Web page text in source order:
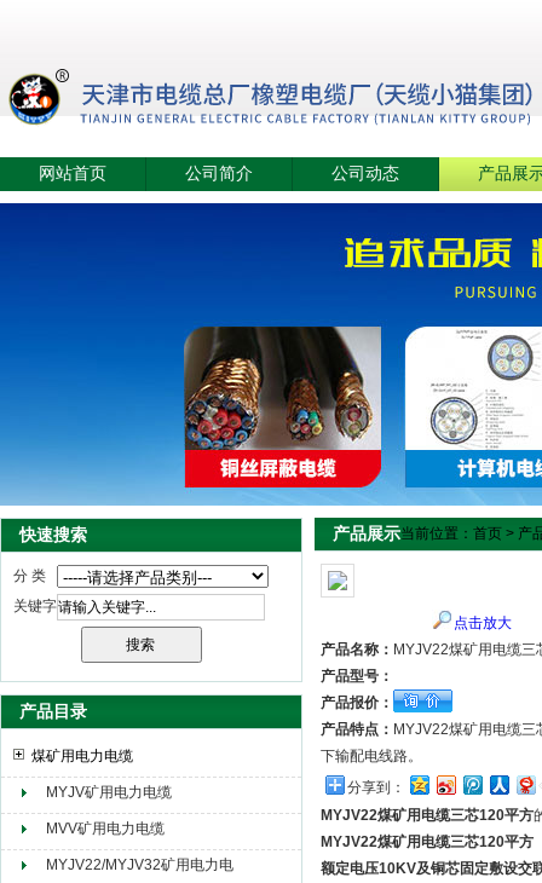
天津市电缆总厂橡塑电缆厂（天缆小猫集团）
网站首页 公司简介 公司动态 产品展
快速搜索
分 类
关键字
产品目录
煤矿用电力电缆
MYJV矿用电力电缆
MVV矿用电力电缆
MYJV22/MYJV32矿用电力电
产品展示当前位置： 首页 > 产
点击放大
产品名称： MYJV22煤矿用电缆三
产品型号：
产品报价：
产品特点： MYJV22煤矿用电缆
下输配电线路。
分享到：
MYJV22煤矿用电缆三芯120平方
MYJV22煤矿用电缆三芯120平方
额定电压10KV及铜芯固定敷设交